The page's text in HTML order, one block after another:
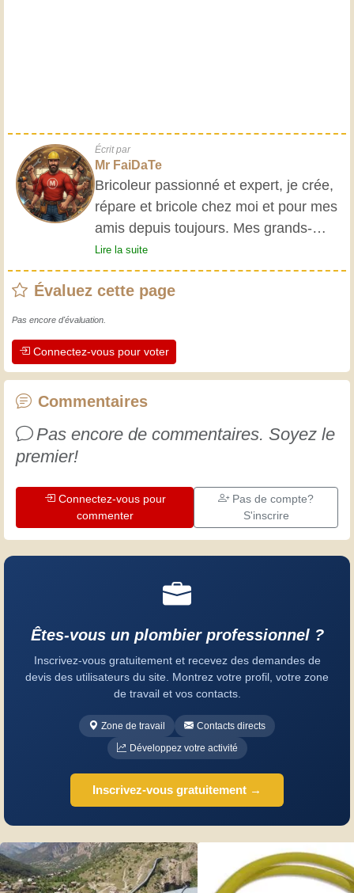
Écrit par
Mr FaiDaTe
Bricoleur passionné et expert, je crée,
répare et bricole chez moi et pour mes
amis depuis toujours. Mes grands-
parents m'ont initié très jeune, et
depuis, j'ai acquis une riche expérience.
L'expérience est essentielle ! Elle nous
professionnels. Apprenons ensemble ;
chaque jour est une occasion de
progresser. Amusez-vous bien !
Lire la suite
Évaluez cette page
Pas encore d'évaluation.
Connectez-vous pour voter
Commentaires
Pas encore de commentaires. Soyez le
premier!
Connectez-vous pour
commenter
Pas de compte?
S'inscrire
Êtes-vous un plombier professionnel ?
Inscrivez-vous gratuitement et recevez des demandes de
devis des utilisateurs du site. Montrez votre profil, votre zone
de travail et vos contacts.
Zone de travail
Contacts directs
Développez votre activité
Inscrivez-vous gratuitement →